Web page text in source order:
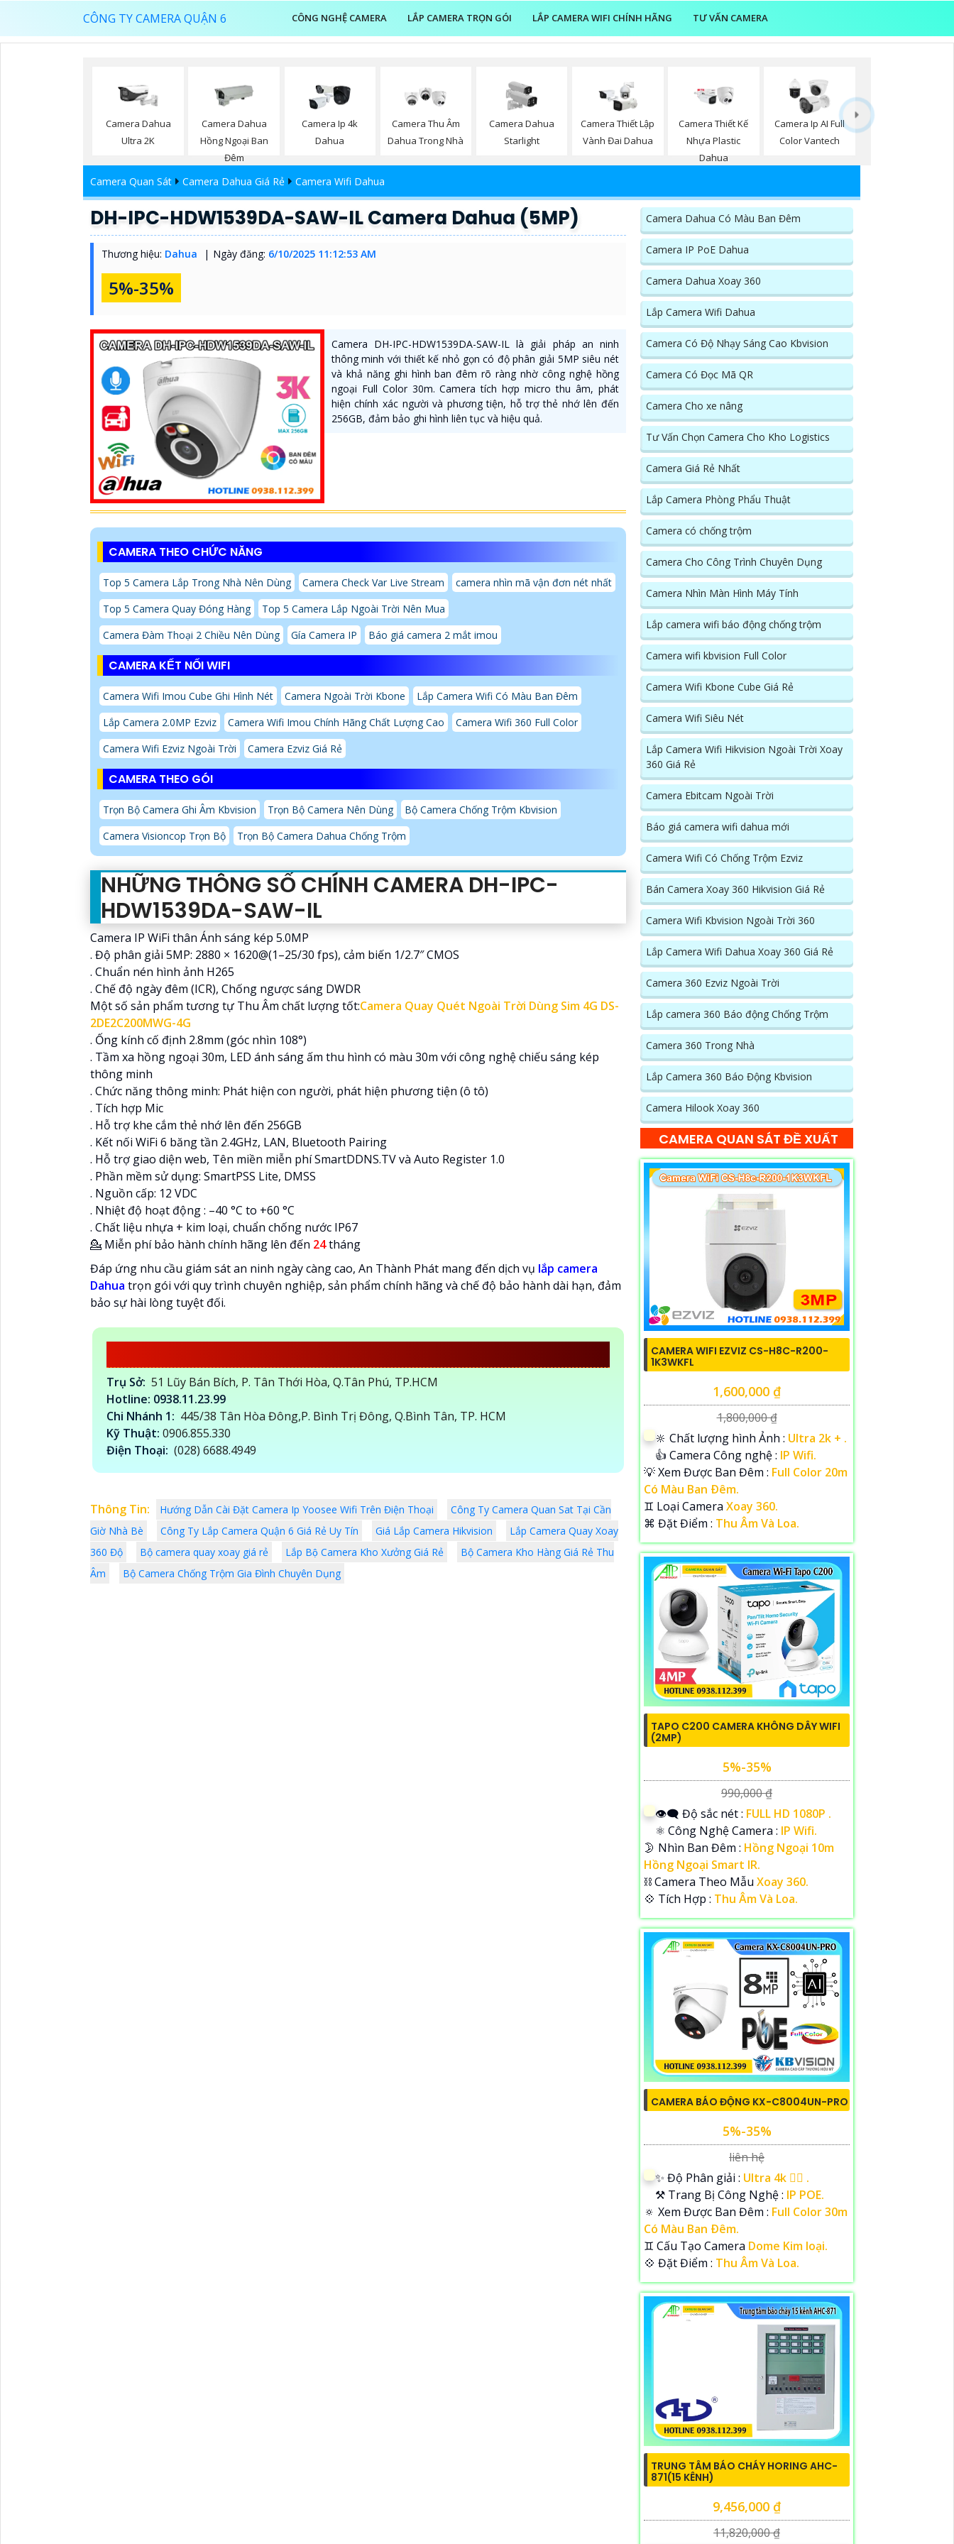
CÔNG TY CAMERA QUẬN 6 CÔNG NGHỆ CAMERA LẮP CAMERA TRỌN GÓI LẮP CAMERA WIFI CHÍNH HÃNG TƯ VẤN CAMERA
Camera Dahua
Ultra 2K
Camera Dahua
Hồng Ngoại Ban
Đêm
Camera Ip 4k
Dahua
Camera Thu Âm
Dahua Trong Nhà
Camera Dahua
Starlight
Camera Thiết Lập
Vành Đai Dahua
Camera Thiết Kế
Nhựa Plastic
Dahua
Camera Ip AI Full
Color Vantech
Camera Quan Sát Camera Dahua Giá Rẻ Camera Wifi Dahua
DH-IPC-HDW1539DA-SAW-IL Camera Dahua (5MP)
Thương hiệu: Dahua Ngày đăng: 6/10/2025 11:12:53 AM
5%-35%
Camera DH-IPC-HDW1539DA-SAW-IL là giải pháp an ninh
thông minh với thiết kế nhỏ gọn có độ phân giải 5MP siêu nét
và khả năng ghi hình ban đêm rõ ràng nhờ công nghệ hồng
ngoại Full Color 30m. Camera tích hợp micro thu âm, phát
hiện chính xác người và phương tiện, hỗ trợ thẻ nhớ lên đến
256GB, đảm bảo ghi hình liên tục và hiệu quả.
CAMERA THEO CHỨC NĂNG
Top 5 Camera Lắp Trong Nhà Nên Dùng Camera Check Var Live Stream
camera nhìn mã vận đơn nét nhất
Top 5 Camera Quay Đóng Hàng
Top 5 Camera Lắp Ngoài Trời Nên Mua
Camera Đàm Thoại 2 Chiều Nên Dùng
Gía Camera IP Báo giá camera 2 mắt imou
CAMERA KẾT NỐI WIFI
Camera Wifi Imou Cube Ghi Hình Nét Camera Ngoài Trời Kbone
Lắp Camera Wifi Có Màu Ban Đêm
Lắp Camera 2.0MP Ezviz
Camera Wifi Imou Chính Hãng Chất Lượng Cao
Camera Wifi 360 Full Color
Camera Wifi Ezviz Ngoài Trời
Camera Ezviz Giá Rẻ
CAMERA THEO GÓI
Trọn Bộ Camera Ghi Âm Kbvision Trọn Bộ Camera Nên Dùng
Bộ Camera Chống Trộm Kbvision
Camera Visioncop Trọn Bộ
Trọn Bộ Camera Dahua Chống Trộm
NHỮNG THÔNG SỐ CHÍNH CAMERA DH-IPC-
HDW1539DA-SAW-IL
Camera IP WiFi thân Ánh sáng kép 5.0MP
. Độ phân giải 5MP: 2880 × 1620@(1–25/30 fps), cảm biến 1/2.7″ CMOS
. Chuẩn nén hình ảnh H265
. Chế độ ngày đêm (ICR), Chống ngược sáng DWDR
Một số sản phẩm tương tự Thu Âm chất lượng tốt:Camera Quay Quét Ngoài Trời Dùng Sim 4G DS-
2DE2C200MWG-4G
. Ống kính cố định 2.8mm (góc nhìn 108°)
. Tầm xa hồng ngoại 30m, LED ánh sáng ấm thu hình có màu 30m với công nghệ chiếu sáng kép
thông minh
. Chức năng thông minh: Phát hiện con người, phát hiện phương tiện (ô tô)
. Tích hợp Mic
. Hỗ trợ khe cắm thẻ nhớ lên đến 256GB
. Kết nối WiFi 6 băng tần 2.4GHz, LAN, Bluetooth Pairing
. Hỗ trợ giao diện web, Tên miền miễn phí SmartDDNS.TV và Auto Register 1.0
. Phần mềm sử dụng: SmartPSS Lite, DMSS
. Nguồn cấp: 12 VDC
. Nhiệt độ hoạt động : –40 °C to +60 °C
. Chất liệu nhựa + kim loại, chuẩn chống nước IP67
💁 Miễn phí bảo hành chính hãng lên đến 24tháng
Đáp ứng nhu cầu giám sát an ninh ngày càng cao, An Thành Phát mang đến dịch vụ lắp camera
Dahua trọn gói với quy trình chuyên nghiệp, sản phẩm chính hãng và chế độ bảo hành dài hạn, đảm
bảo sự hài lòng tuyệt đối.
Trụ Sở: 51 Lũy Bán Bích, P. Tân Thới Hòa, Q.Tân Phú, TP.HCM
Hotline: 0938.11.23.99
Chi Nhánh 1: 445/38 Tân Hòa Đông,P. Bình Trị Đông, Q.Bình Tân, TP. HCM
Kỹ Thuật: 0906.855.330
Điện Thoại: (028) 6688.4949
Thông Tin: Hướng Dẫn Cài Đặt Camera Ip Yoosee Wifi Trên Điện Thoại
Công Ty Camera Quan Sat Tại Cần
Giờ Nhà Bè
Công Ty Lắp Camera Quận 6 Giá Rẻ Uy Tín Giá Lắp Camera Hikvision
Lắp Camera Quay Xoay
360 Độ
Bộ camera quay xoay giá rẻ Lắp Bộ Camera Kho Xưởng Giá Rẻ
Bộ Camera Kho Hàng Giá Rẻ Thu
Âm
Bộ Camera Chống Trộm Gia Đình Chuyên Dụng
Camera Dahua Có Màu Ban Đêm
Camera IP PoE Dahua
Camera Dahua Xoay 360
Lắp Camera Wifi Dahua
Camera Có Độ Nhạy Sáng Cao Kbvision
Camera Có Đọc Mã QR
Camera Cho xe nâng
Tư Vấn Chọn Camera Cho Kho Logistics
Camera Giá Rẻ Nhất
Lắp Camera Phòng Phẩu Thuật
Camera có chống trộm
Camera Cho Công Trình Chuyên Dụng
Camera Nhìn Màn Hình Máy Tính
Lắp camera wifi báo động chống trộm
Camera wifi kbvision Full Color
Camera Wifi Kbone Cube Giá Rẻ
Camera Wifi Siêu Nét
Lắp Camera Wifi Hikvision Ngoài Trời Xoay
360 Giá Rẻ
Camera Ebitcam Ngoài Trời
Báo giá camera wifi dahua mới
Camera Wifi Có Chống Trộm Ezviz
Bán Camera Xoay 360 Hikvision Giá Rẻ
Camera Wifi Kbvision Ngoài Trời 360
Lắp Camera Wifi Dahua Xoay 360 Giá Rẻ
Camera 360 Ezviz Ngoài Trời
Lắp camera 360 Báo động Chống Trộm
Camera 360 Trong Nhà
Lắp Camera 360 Báo Động Kbvision
Camera Hilook Xoay 360
CAMERA QUAN SÁT ĐỀ XUẤT
CAMERA WIFI EZVIZ CS-H8C-R200-
1K3WKFL
1,600,000 ₫
1,800,000 ₫
🔆 Chất lượng hình Ảnh : Ultra 2k + .
👍 Camera Công nghệ : IP Wifi.
💡 Xem Được Ban Đêm : Full Color 20m
Có Màu Ban Ðêm.
♊ Loại Camera Xoay 360.
️⌘ Đặt Điểm : Thu Âm Và Loa.
TAPO C200 CAMERA KHÔNG DÂY WIFI
(2MP)
5%-35%
990,000 ₫
👁️‍🗨 Độ sắc nét : FULL HD 1080P .
⚛️ Công Nghệ Camera : IP Wifi.
🌛 Nhìn Ban Đêm : Hồng Ngoại 10m
Hồng Ngoại Smart IR.
⛓ Camera Theo Mẫu Xoay 360.
️💠 Tích Hợp : Thu Âm Và Loa.
CAMERA BÁO ĐỘNG KX-C8004UN-PRO
5%-35%
liên hệ
✨ Độ Phân giải : Ultra 4k 👍🏾 .
⚒ Trang Bị Công Nghệ : IP POE.
🔅 Xem Được Ban Đêm : Full Color 30m
Có Màu Ban Ðêm.
♊ Cấu Tạo Camera Dome Kim loại.
️💠 Đặt Điểm : Thu Âm Và Loa.
TRUNG TÂM BÁO CHÁY HORING AHC-
871(15 KÊNH)
9,456,000 ₫
11,820,000 ₫